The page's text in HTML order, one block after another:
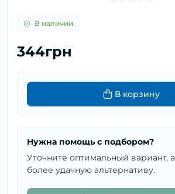
В наличии
344грн
В корзину
Нужна помощь с подбором?
Уточните оптимальный вариант,
более удачную альтернативу.